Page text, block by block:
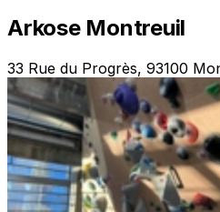
Arkose Montreuil
33 Rue du Progrès, 93100